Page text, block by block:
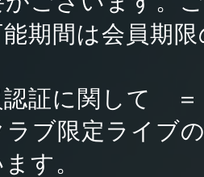
期間は会員期
証に関して ＝
ラブ限定ライブ
す。